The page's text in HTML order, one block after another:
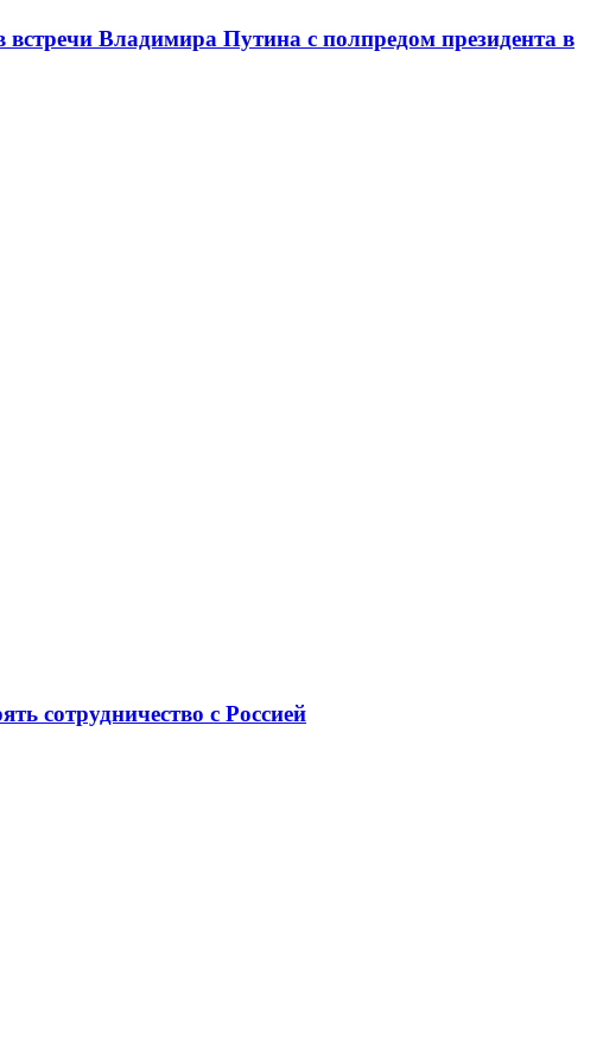
Владимира Путина с полпредом президента в
сотрудничество с Россией